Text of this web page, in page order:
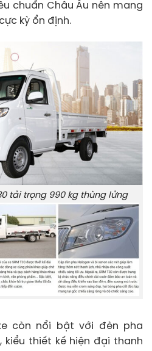
chuẩn Châu Âu nên mang
kỳ ổn định.
tải trọng 990 kg thùng lửng
còn nổi bật với đèn pha
kiểu thiết kế hiện đại thanh